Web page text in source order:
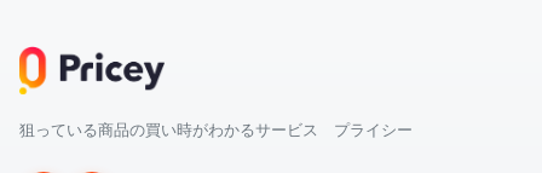
狙っている商品の買い時がわかるサービス プライシー